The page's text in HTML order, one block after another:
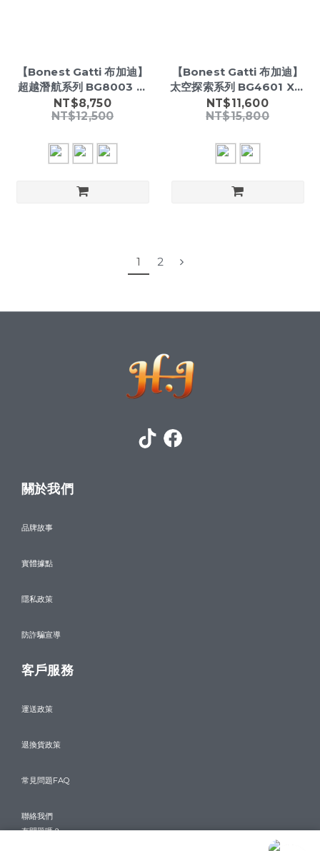
【Bonest Gatti 布加迪】
超越潛航系列 BG8003 真
兩眼 雙面鏤空 日月星辰 夜光
碳纖維 機械錶 (附品牌精美
NT$8,750
NT$12,500
【Bonest Gatti 布加迪】
太空探索系列 BG4601 X蜂
巢科幻 三針大錶面 夜光 自動
機械 手錶 (附品牌精美賽車
NT$11,600
NT$15,800
1 2
關於我們
品牌故事
實體據點
隱私政策
防詐騙宣導
客戶服務
運送政策
退換貨政策
常見問題FAQ
聯絡我們
有問題嗎？